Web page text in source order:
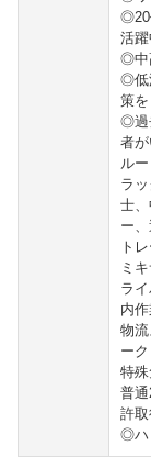
◎20
活躍
◎中
◎低
策を
◎過
者が
ル
ラ
士
ー
ト
ミ
ラ
内作
物
ー
特殊
普
許
◎ハ